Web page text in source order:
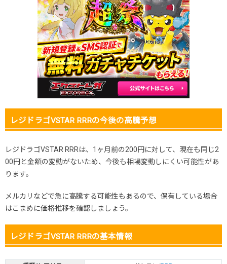
2025.12.25
50円 280円
2025.12.15
30円 180円
2025.12.5
30円 180円
2025.11.25
30円 180円
2025.11.15
30円 180円
2025.11.5
30円 180円
30円 180円
発売日初動
200円 -円
レジドラゴVSTAR RRRの今後の高騰予想
レジドラゴVSTAR RRRは、1ヶ月前の200円に対して、現在も同じ2
00円と金額の変動がないため、今後も相場変動しにくい可能性があ
ります。
メルカリなどで急に高騰する可能性もあるので、保有している場合
はこまめに価格推移を確認しましょう。
レジドラゴVSTAR RRRの基本情報